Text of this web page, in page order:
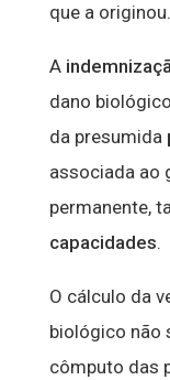
que a originou.
A
dano
da presumida
associada ao
permanente,
capacidades.
O cálculo da
biológico não
cômputo das